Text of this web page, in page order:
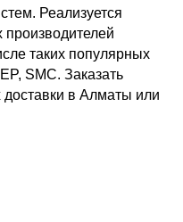
Реализуется
таких популярных
SMC. Заказать
в Алматы или